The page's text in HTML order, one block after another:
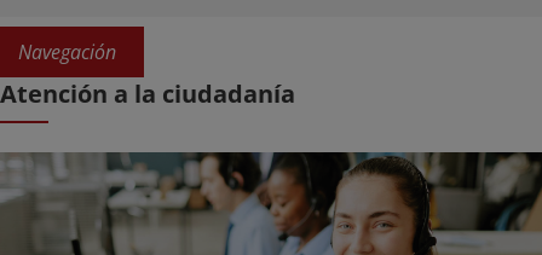
Navegación
Atención a la ciudadanía